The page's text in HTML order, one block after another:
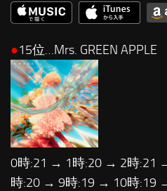
●15位…Mrs. GREEN APPLE
0時:21 → 1時:20 → 2時:21
時:20 → 9時:19 → 10時:19